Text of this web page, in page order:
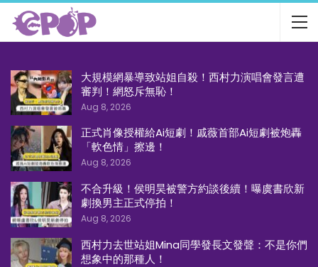
大規模網暴導致站姐自殺！西村力演唱會發言遭
審判！網怒斥無恥！
Aug 8, 2026
正式肖像授權給Ai短劇！戚薇首部Ai短劇被炮轟
「軟色情」擦邊！
Aug 8, 2026
不合升級！侯明昊被警方約談後續！曝虞書欣新
劇換男主正式停拍！
Aug 8, 2026
西村力去世站姐Mina同學發長文發聲：不是你們
想象中的那種人！